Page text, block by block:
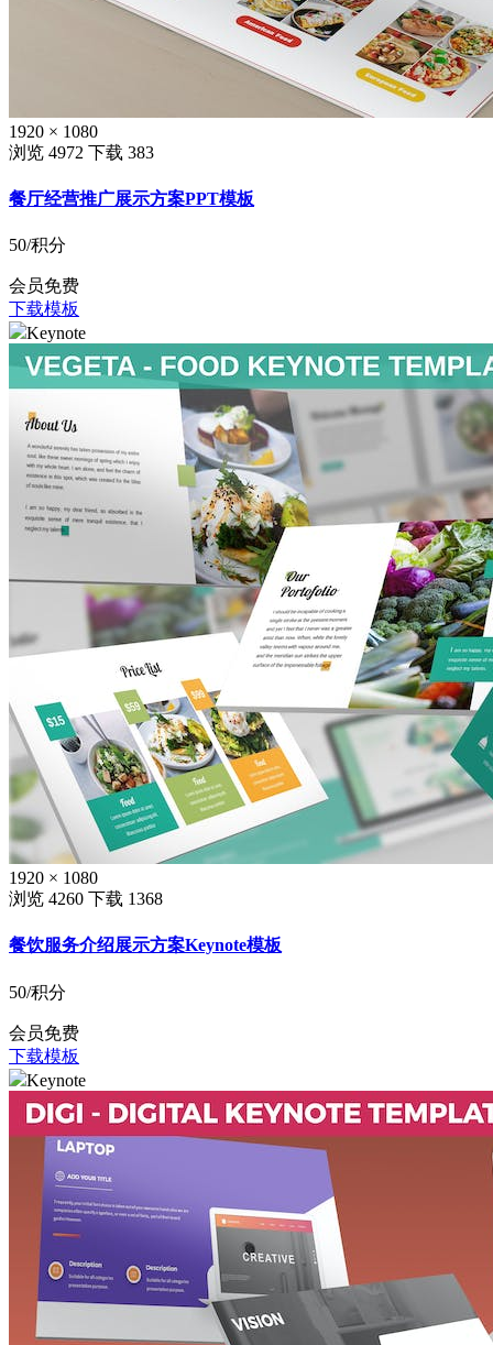
1920 × 1080
浏览 4972 下载 383
餐厅经营推广展示方案PPT模板
50/积分
会员免费
下载模板
Keynote
1920 × 1080
浏览 4260 下载 1368
餐饮服务介绍展示方案Keynote模板
50/积分
会员免费
下载模板
Keynote